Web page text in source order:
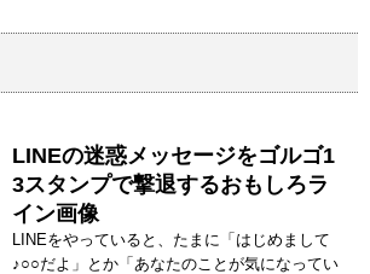
LINEの迷惑メッセージをゴルゴ1
3スタンプで撃退するおもしろラ
イン画像
LINEをやっていると、たまに「はじめまして
♪○○だよ」とか「あなたのことが気になってい